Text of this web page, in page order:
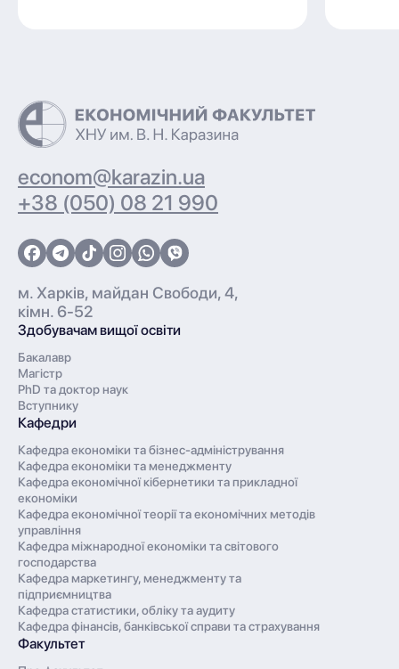
econom@karazin.ua
+38 (050) 08 21 990
м. Харків, майдан Свободи, 4,
кімн. 6-52
Здобувачам вищої освіти
Бакалавр
Магістр
PhD та доктор наук
Вступнику
Кафедри
Кафедра економіки та бізнес-адміністрування
Кафедра економіки та менеджменту
Кафедра економічної кібернетики та прикладної
економіки
Кафедра економічної теорії та економічних методів
управління
Кафедра міжнародної економіки та світового
господарства
Кафедра маркетингу, менеджменту та
підприємництва
Кафедра статистики, обліку та аудиту
Кафедра фінансів, банківської справи та страхування
Факультет